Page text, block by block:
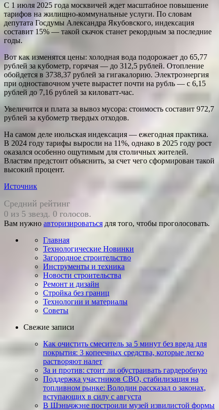
С 1 июля 2025 года москвичей ждет масштабное повышение
тарифов на жилищно-коммунальные услуги. По словам
депутата Госдумы Александра Якубовского, индексация
составит 15% — такой скачок станет рекордным за последние
годы.
Вот как изменятся цены: холодная вода подорожает до 65,77
рублей за кубометр, горячая — до 312,5 рублей. Отопление
обойдется в 3738,37 рублей за гигакалорию. Электроэнергия
при одноставочном учете вырастет почти на рубль — с 6,15
рублей до 7,16 рублей за киловатт-час.
Увеличится и плата за вывоз мусора: стоимость составит 972,7
рублей за кубометр твердых отходов.
На самом деле июльская индексация — ежегодная практика.
В 2024 году тарифы выросли на 11%, однако в 2025 году рост
оказался особенно ощутимым для столичных жителей.
Властям предстоит объяснить, за счет чего сформирован такой
высокий процент.
Источник
Средний рейтинг
0 из 5 звезд. 0 голосов.
Вам нужно авторизироваться для того, чтобы проголосовать.
Главная
Технологические Новинки
Загородное строительство
Инструменты и техника
Новости строительства
Ремонт и дизайн
Стройка без границ
Технологии и материалы
Советы
Свежие записи
Как очистить смеситель за 5 минут без вреда для
покрытия: 3 копеечных средства, которые легко
растворяют налет
За и против: стоит ли ​обу­страи­вать гарде­роб­ную
Поддержка участников СВО, стабилизация на
топливном рынке: Володин рассказал о законах,
вступающих в силу с августа
В Шэньчжэне построили музей извилистой формы